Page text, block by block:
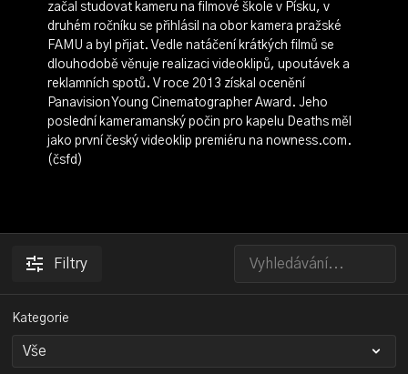
začal studovat kameru na filmové škole v Písku, v
druhém ročníku se přihlásil na obor kamera pražské
FAMU a byl přijat. Vedle natáčení krátkých filmů se
dlouhodobě věnuje realizaci videoklipů, upoutávek a
reklamních spotů. V roce 2013 získal ocenění
Panavision Young Cinematographer Award. Jeho
poslední kameramanský počin pro kapelu Deaths měl
jako první český videoklip premiéru na nowness.com.
(čsfd)
Filtry
Kategorie